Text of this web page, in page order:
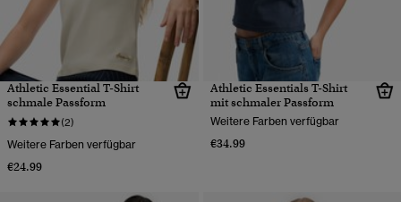
Athletic Essential T-Shirt
schmale Passform
(2)
Weitere Farben verfügbar
€24.99
Athletic Essentials T-Shirt
mit schmaler Passform
Weitere Farben verfügbar
€34.99